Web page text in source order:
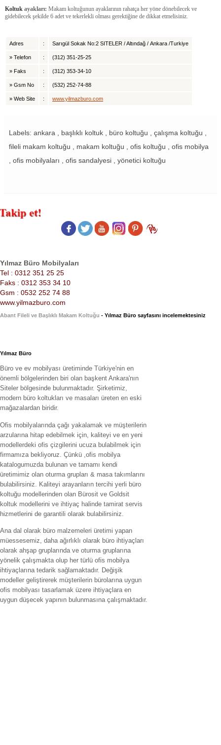
Koltuk ayakları: Makam koltuğunun ayaklarının rahatça her yöne dönebilecek ve
gidebilecek şekilde 6 adet ve tekerlekli olması gerektiğine de dikkat etmelisiniz.
Adres : Sarıgül Sokak No:2 SITELER / Altındağ / Ankara /Turkiye
» Telefon : (312) 351-25-25
» Faks : (312) 353-34-10
» Gsm No : (532) 252-74-88
» Web Site : www.yilmazburo.com
Labels: ankara , başlıklı koltuk , büro koltuğu , çalışma koltuğu ,
fileli makam koltuğu , makam koltuğu , ofis koltuğu , ofis mobilya
, ofis mobilyaları , ofis sandalyesi , yönetici koltuğu
Yılmaz Büro Mobilyaları
Tel : 0312 351 25 25
Faks : 0312 353 34 10
Gsm : 0532 252 74 88
www.yilmazburo.com
Abant Fileli ve Başlıklı Makam Koltuğu - Yılmaz Büro sayfasını incelemektesiniz
Yılmaz Büro
Büro ve ev mobilyası üretiminde Türkiye'nin en
önemli bölgelerinden biri olan başkent Ankara'nın
Siteler bölgesinde bulunmaktadır. Şirketimiz,
modern büro koltukları ve masaları üreten en eski
mağazalardan biridir.
Ofis mobilyalarında çağı yakalamak ve müşterilerin
arzularına hitap edebilmek için, kaliteyi ve en yeni
modellerdeki ofis çizgilerini ucuza bulabilmek için
firmamıza bekliyoruz. Çünkü ,ofis mobilya
katalogumuzda bulunan ve tamamı kendi
üretimimiz olan oturma grupları & masa takımlarını
bulabilirsiniz. Kaliteyi arayanların tercihi yerli büro
koltuğu modellerinden olan Bürosit ve Goldsit
koltuk modellerini ve ihtiyaç halinde tamirat servis
hizmetlerini de garantili olarak bulabilirsiniz.
Ana dal olarak büro malzemeleri üretimi yapan
müessesemiz, daha ağırlıklı olarak büro ihtiyaçları
olarak ahşap gruplarında ve oturma gruplarına
yönelik çalışmakta olup her türlü ofis mobilya
ihtiyaçlarına tedarik sağlamaktadır. Değişik
modeller geliştirerek müşterilerin bürolarına uygun
ofis mobilyası tasarlamak üzere ihtiyaçlara en
uygun düşecek yapının bulunmasına çalışmaktadır.